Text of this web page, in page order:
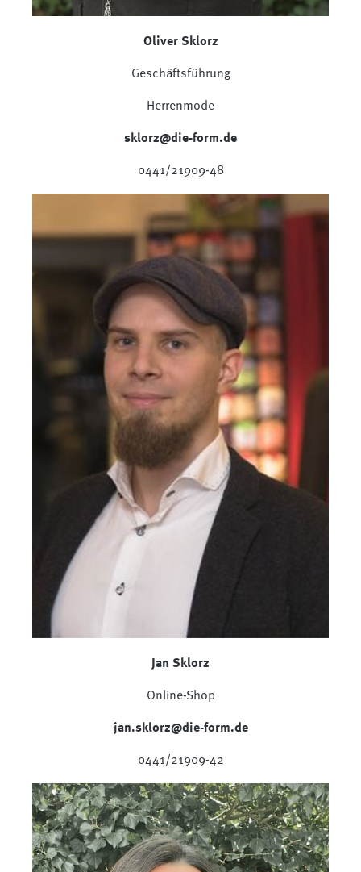
Oliver Sklorz
Geschäftsführung
Herrenmode
sklorz@die-form.de
0441/21909-48
Jan Sklorz
Online-Shop
jan.sklorz@die-form.de
0441/21909-42